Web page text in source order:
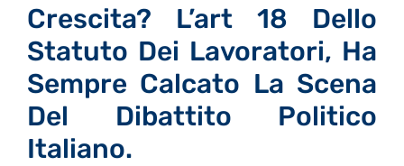
Crescita? L’art 18 Dello
Statuto Dei Lavoratori, Ha
Sempre Calcato La Scena
Del Dibattito Politico
Italiano.